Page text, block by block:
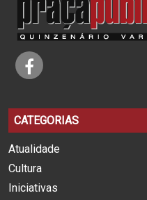
CATEGORIAS
Atualidade
Cultura
Iniciativas